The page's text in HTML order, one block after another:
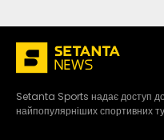
Setanta Sports надає доступ
найпопулярніших спортивних